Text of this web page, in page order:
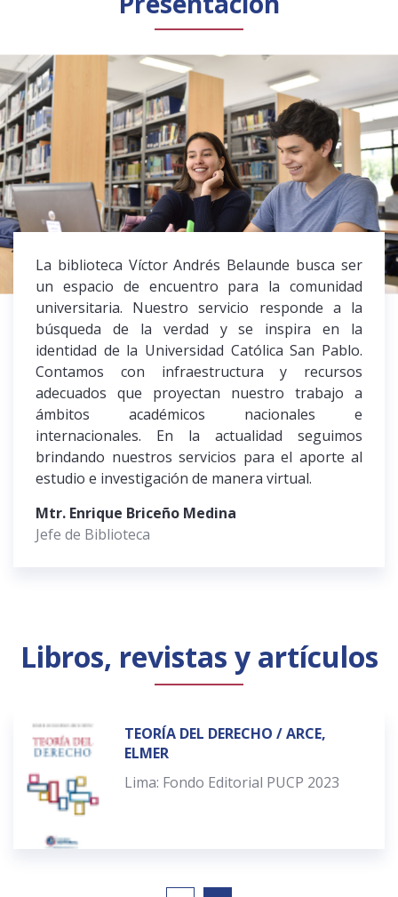
Licenciamiento Biblioteca Noticias
La biblioteca Víctor Andrés Belaunde busca ser
un espacio de encuentro para la comunidad
universitaria. Nuestro servicio responde a la
búsqueda de la verdad y se inspira en la
identidad de la Universidad Católica San Pablo.
Contamos con infraestructura y recursos
adecuados que proyectan nuestro trabajo a
ámbitos académicos nacionales e
internacionales. En la actualidad seguimos
brindando nuestros servicios para el aporte al
estudio e investigación de manera virtual.
Mtr. Enrique Briceño Medina
Jefe de Biblioteca
Libros, revistas y artículos
TEORÍA DEL DERECHO / ARCE,
ELMER
Lima: Fondo Editorial PUCP 2023